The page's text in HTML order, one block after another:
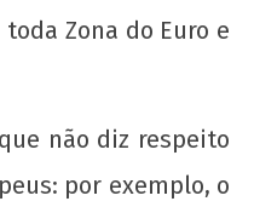
Zona do Euro e
não diz respeito
por exemplo, o